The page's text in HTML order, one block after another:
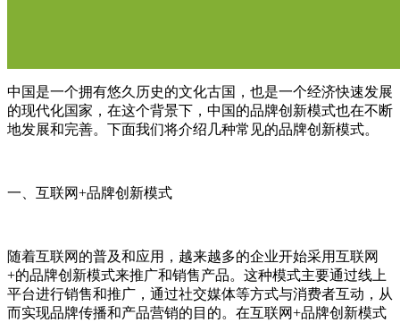
中国是一个拥有悠久历史的文化古国，也是一个经济快速发展
的现代化国家，在这个背景下，中国的品牌创新模式也在不断
地发展和完善。下面我们将介绍几种常见的品牌创新模式。
一、互联网+品牌创新模式
随着互联网的普及和应用，越来越多的企业开始采用互联网
+的品牌创新模式来推广和销售产品。这种模式主要通过线上
平台进行销售和推广，通过社交媒体等方式与消费者互动，从
而实现品牌传播和产品营销的目的。在互联网+品牌创新模式